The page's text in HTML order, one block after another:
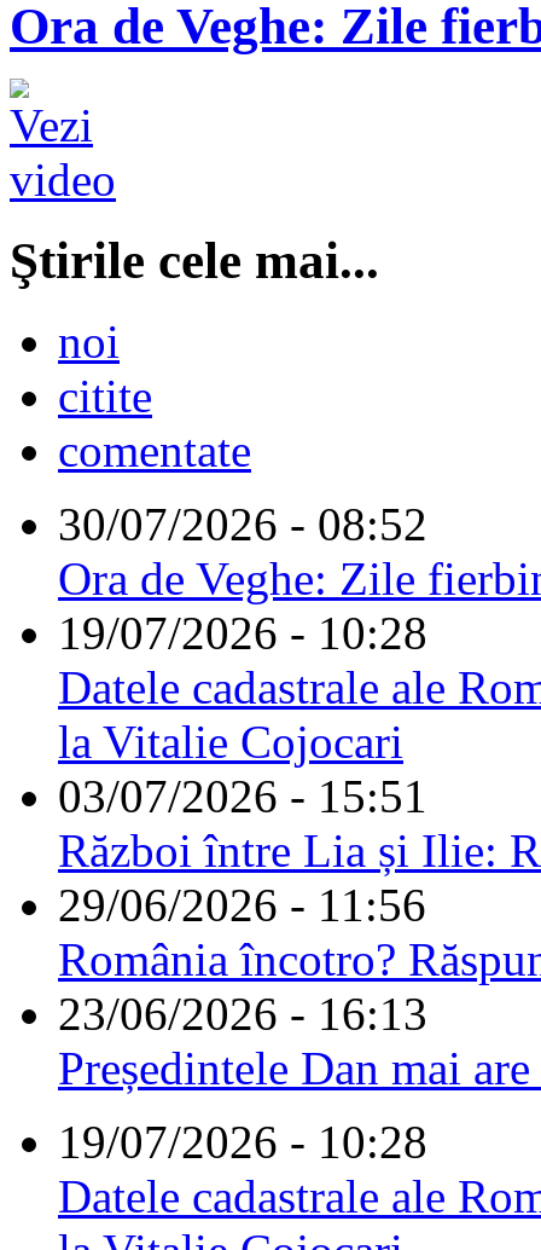
Ora de Veghe: Zile
Ştirile cele mai...
noi
citite
comentate
30/07/2026 - 08:52
Ora de Veghe: Zile
19/07/2026 - 10:28
Datele cadastrale ale
la Vitalie Cojocari
03/07/2026 - 15:51
Război între Lia și Ilie:
29/06/2026 - 11:56
România încotro?
23/06/2026 - 16:13
Președintele Dan mai
19/07/2026 - 10:28
Datele cadastrale ale